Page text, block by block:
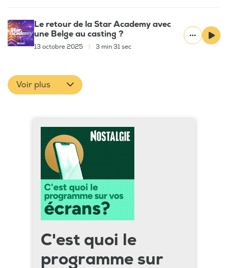
Le retour de la Star Academy avec
une Belge au casting ?
13 octobre 2025 3 min 31 sec
Voir plus
C'est quoi le
programme sur